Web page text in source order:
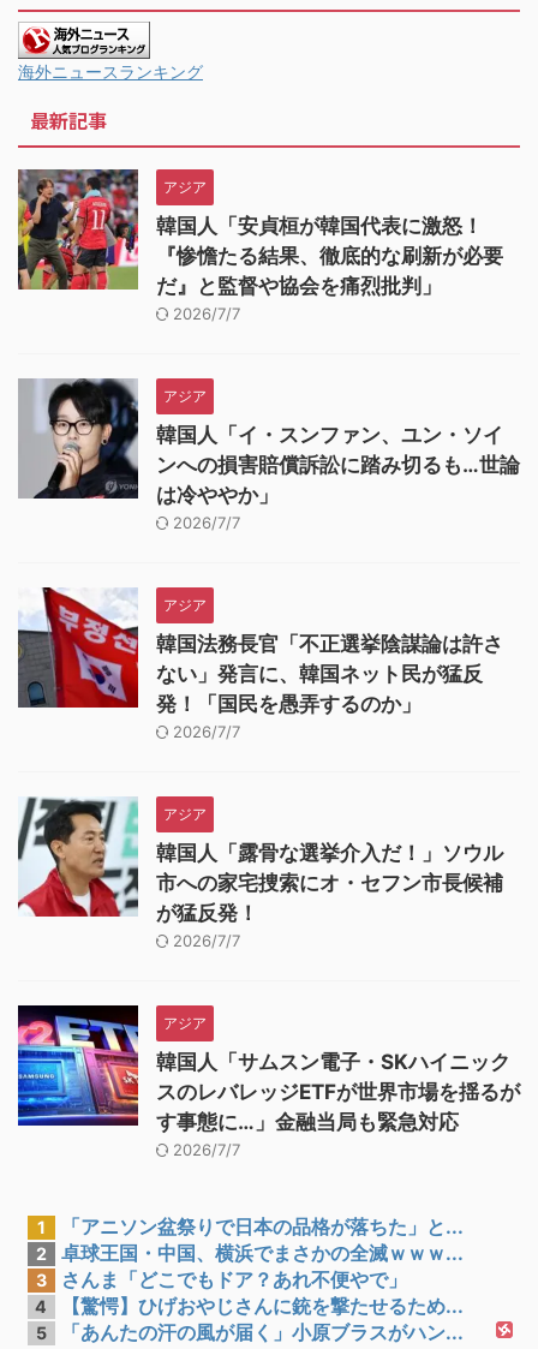
海外ニュースランキング
最新記事
アジア
韓国人「安貞桓が韓国代表に激怒！
『惨憺たる結果、徹底的な刷新が必要
だ』と監督や協会を痛烈批判」
2026/7/7
アジア
韓国人「イ・スンファン、ユン・ソイ
ンへの損害賠償訴訟に踏み切るも…世論
は冷ややか」
2026/7/7
アジア
韓国法務長官「不正選挙陰謀論は許さ
ない」発言に、韓国ネット民が猛反
発！「国民を愚弄するのか」
2026/7/7
アジア
韓国人「露骨な選挙介入だ！」ソウル
市への家宅捜索にオ・セフン市長候補
が猛反発！
2026/7/7
アジア
韓国人「サムスン電子・SKハイニック
スのレバレッジETFが世界市場を揺るが
す事態に…」金融当局も緊急対応
2026/7/7
1 「アニソン盆祭りで日本の品格が落ちた」と...
2 卓球王国・中国、横浜でまさかの全滅ｗｗｗ...
3 さんま「どこでもドア？あれ不便やで」
4 【驚愕】ひげおやじさんに銃を撃たせるため...
5 「あんたの汗の風が届く」小原ブラスがハン...